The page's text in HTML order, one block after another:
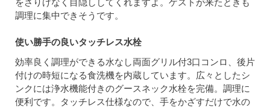
をさりげなく目隠ししてくれますよ。ゲストが来たときも
調理に集中できそうです。
使い勝手の良いタッチレス水栓
効率良く調理ができる水なし両面グリル付3口コンロ、後片
付けの時短になる食洗機を内蔵しています。広々としたシ
ンクには浄水機能付きのグースネック水栓を完備。調理に
便利です。タッチレス仕様なので、手をかざすだけで水の